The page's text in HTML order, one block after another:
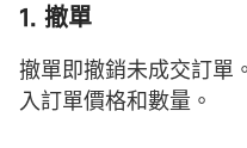
1. 撤單
撤單即撤銷未成交訂單
入訂單價格和數量。